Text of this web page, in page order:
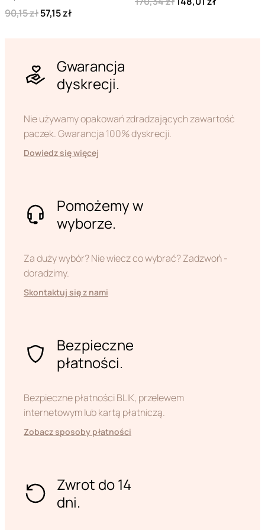
90,15 zł57,15 zł
Gwarancja
dyskrecji.
Nie używamy opakowań zdradzających zawartość
paczek. Gwarancja 100% dyskrecji.
Dowiedz się więcej
Pomożemy w
wyborze.
Za duży wybór? Nie wiecz co wybrać? Zadzwoń -
doradzimy.
Skontaktuj się z nami
Bezpieczne
płatności.
Bezpieczne płatności BLIK, przelewem
internetowym lub kartą płatniczą.
Zobacz sposoby płatności
Zwrot do 14
dni.